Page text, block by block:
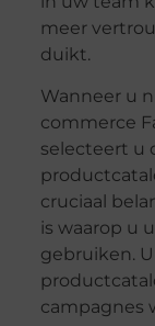
meer
duikt.
Wanneer u
commerce
selecteert u
cruciaal
is waarop u
gebruiken.
campagnes